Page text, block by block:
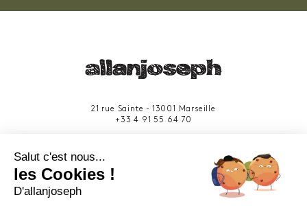
21 rue Sainte - 13001 Marseille
+33 4 91 55 64 70
Salut c'est nous...
les Cookies !
D'allanjoseph